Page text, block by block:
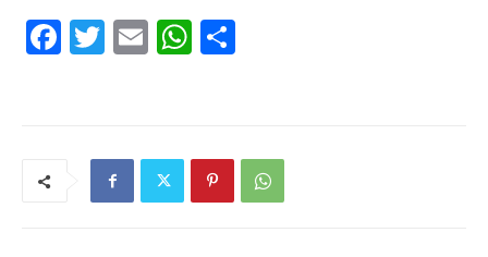
F
T
E
W
A
p